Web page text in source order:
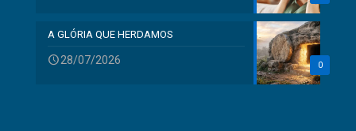
0
A GLÓRIA QUE HERDAMOS
28/07/2026